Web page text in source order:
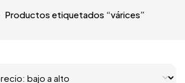
Productos etiquetados “várices”